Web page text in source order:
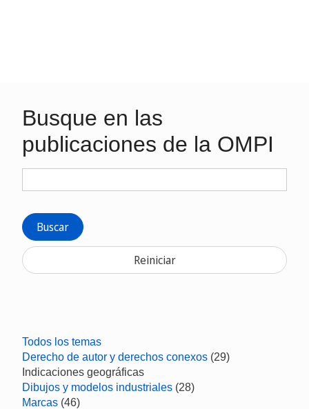
Busque en las
publicaciones de la OMPI
Buscar
Reiniciar
Todos los temas
Derecho de autor y derechos conexos (29)
Indicaciones geográficas
Dibujos y modelos industriales (28)
Marcas (46)